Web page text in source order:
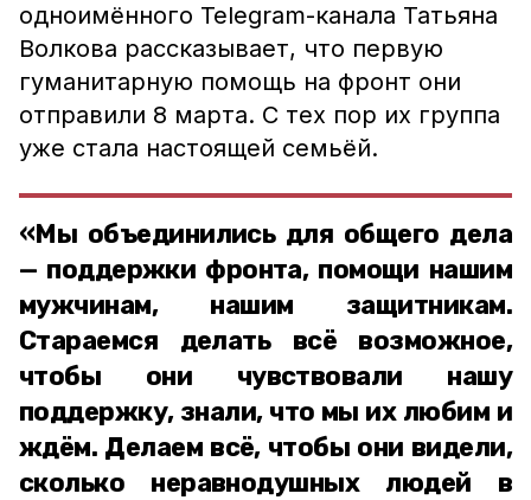
одноимённого Telegram-канала Татьяна
Волкова рассказывает, что первую
гуманитарную помощь на фронт они
отправили 8 марта. С тех пор их группа
уже стала настоящей семьёй.
«Мы объединились для общего дела
— поддержки фронта, помощи нашим
мужчинам, нашим защитникам.
Стараемся делать всё возможное,
чтобы они чувствовали нашу
поддержку, знали, что мы их любим и
ждём. Делаем всё, чтобы они видели,
сколько неравнодушных людей в